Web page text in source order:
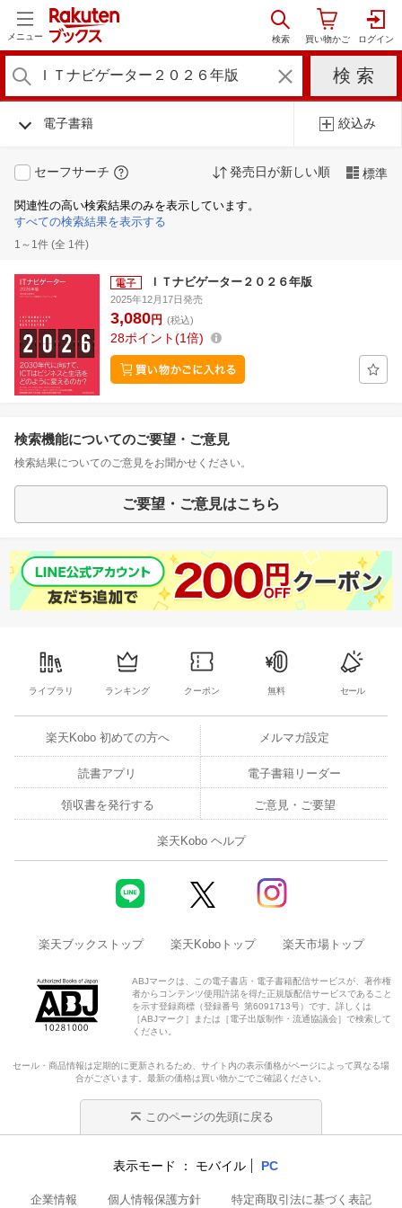
メニュー
電子書籍 絞込み
セーフサーチ 発売日が新しい順 標準
関連性の高い検索結果のみを表示しています。
すべての検索結果を表示する
1～1件 (全 1件)
ＩＴナビゲーター２０２６年版
2025年12月17日発売
3,080円 (税込)
28ポイント 1倍
検索機能についてのご要望・ご意見
検索結果についてのご意見をお聞かせください。
ご要望・ご意見はこちら
ライブラリ ランキング クーポン 無料 セール
楽天Kobo 初めての方へ メルマガ設定
読書アプリ 電子書籍リーダー
領収書を発行する ご意見・ご要望
楽天Kobo ヘルプ
楽天ブックストップ 楽天Koboトップ 楽天市場トップ
ABJマークは、この電子書店・電子書籍配信サービスが、著作権
者からコンテンツ使用許諾を得た正規版配信サービスであること
を示す登録商標（登録番号 第6091713号）です。詳しくは
［ABJマーク］または［電子出版制作・流通協議会］で検索して
ください。
セール・商品情報は定期的に更新されるため、サイト内の表示価格がページによって異なる場
合がございます。最新の価格は買い物かごでご確認ください。
このページの先頭に戻る
表示モード モバイル PC
企業情報 個人情報保護方針 特定商取引法に基づく表記